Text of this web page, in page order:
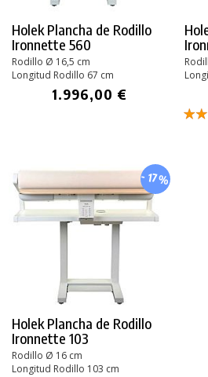
Holek Plancha de Rodillo
Ironnette 560
Rodillo Ø 16,5 cm
Longitud Rodillo 67 cm
1.996,00 €
- 17%
Holek Plancha de Rodillo
Ironnette 103
Rodillo Ø 16 cm
Longitud Rodillo 103 cm